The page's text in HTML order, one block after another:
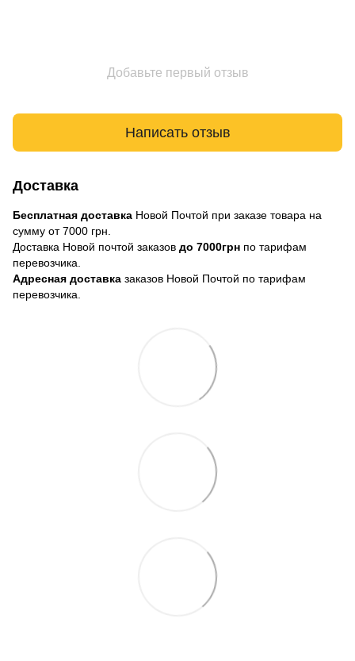
Добавьте первый отзыв
Написать отзыв
Доставка
Бесплатная доставка Новой Почтой при заказе товара на
сумму от 7000 грн.
Доставка Новой почтой заказов до 7000грн по тарифам
перевозчика.
Адресная доставка заказов Новой Почтой по тарифам
перевозчика.